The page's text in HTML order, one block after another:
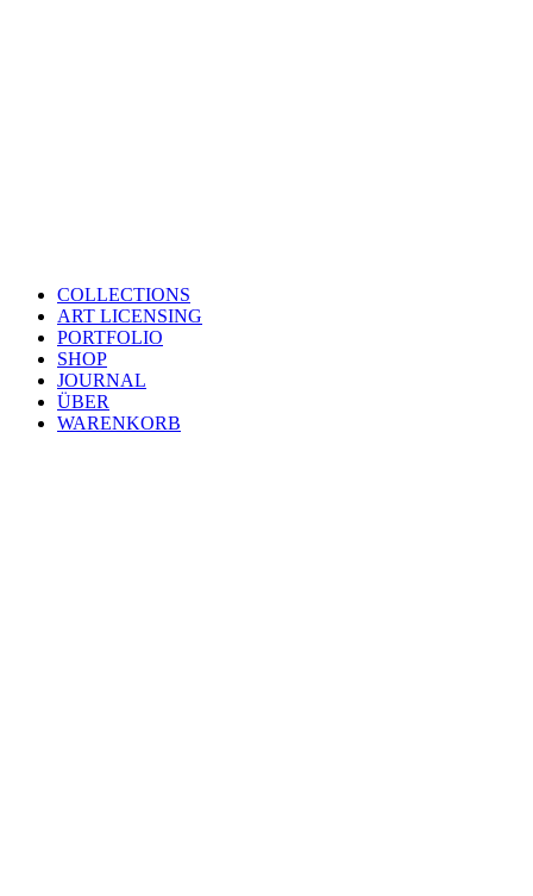
COLLECTIONS
ART LICENSING
PORTFOLIO
SHOP
JOURNAL
ÜBER
WARENKORB